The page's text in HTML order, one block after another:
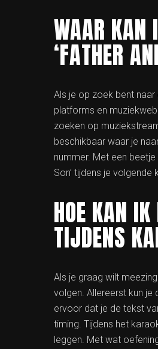
WAAR KAN
‘FATHER
Als je op zoek bent naar
platforms en
zoeken op
beschikbaar waar je
nummer. Met een
Son’ tijdens je
HOE KAN
TIJDENS
Als je graag wilt
volgen. Allereerst kun
ervoor dat je de tekst
timing. Tijdens het
leggen. Met wat